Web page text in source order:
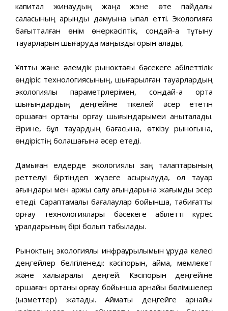
капитал жинаудың жаңа жэне өте пайдалы
саласының қарқынды дамуына ықпал етті. Экологияға
бағытталған өнім өнеркәсіптік, сондай-ақ тұтыну
тауарларын шығаруда маңызды орын алады,
Ұлттық және әлемдік рыноктағы бәсекеге қабілеттілік
өндіріс технологиясының, шығарылған тауарлардың
экологиялық параметрлерімен, сондай-ақ ортақ
шығындардың деңгейіне тікелей әсер ететін
қоршаған ортаны қорғау шығындарымеи анықталады.
Әрине, бұл тауардың бағасына, өткізу рыногына,
өндірістің болашағына әсер етеді.
Дамыған елдерде экологиялық заң талаптарының
реттелуі біртіндеп жүзеге асырылуда, ол тауар
ағындары мен қаржы салу ағындарына жағымды эсер
етеді. Сараптамалық бағалаулар бойынша, табиғатты
қорғау технологиялары бәсекеге қабілетті күрес
құралдарының бірі болып табылады.
Рыноктың экологиялық инфрақұрылымын құруда келесі
деңгейлер белгіленеді: кәсіпорын, аймақ, мемлекет
және халықаралық деңгей. Кэсіпорын деңгейіне
қоршаған ортаны қорғау бойынша арнайы бөлімшелер
(қызметтер) жатады. Аймақтық деңгейге арнайы